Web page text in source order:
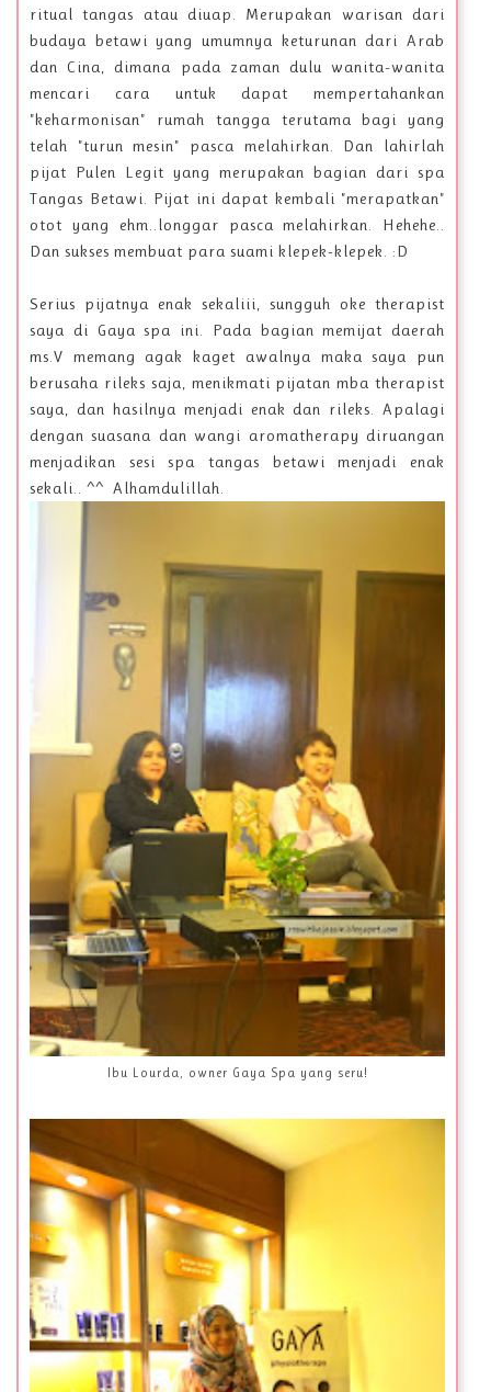
ritual tangas atau diuap. Merupakan warisan dari
budaya betawi yang umumnya keturunan dari Arab
dan Cina, dimana pada zaman dulu wanita-wanita
mencari cara untuk dapat mempertahankan
"keharmonisan" rumah tangga terutama bagi yang
telah "turun mesin" pasca melahirkan. Dan lahirlah
pijat Pulen Legit yang merupakan bagian dari spa
Tangas Betawi. Pijat ini dapat kembali "merapatkan"
otot yang ehm..longgar pasca melahirkan. Hehehe..
Dan sukses membuat para suami klepek-klepek. :D
Serius pijatnya enak sekaliii, sungguh oke therapist
saya di Gaya spa ini. Pada bagian memijat daerah
ms.V memang agak kaget awalnya maka saya pun
berusaha rileks saja, menikmati pijatan mba therapist
saya, dan hasilnya menjadi enak dan rileks. Apalagi
dengan suasana dan wangi aromatherapy diruangan
menjadikan sesi spa tangas betawi menjadi enak
sekali.. ^^ Alhamdulillah.
Ibu Lourda, owner Gaya Spa yang seru!